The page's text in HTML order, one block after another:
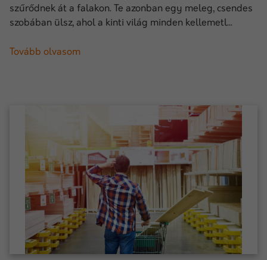
szűrődnek át a falakon. Te azonban egy meleg, csendes
szobában ülsz, ahol a kinti világ minden kellemetl...
Tovább olvasom